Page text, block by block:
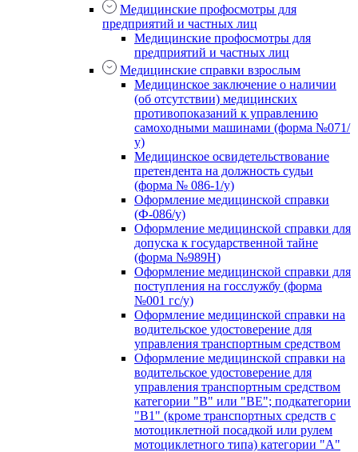
Медицинские профосмотры для
предприятий и частных лиц
Медицинские профосмотры для
предприятий и частных лиц
Медицинские справки взрослым
Медицинское заключение о наличии
(об отсутствии) медицинских
противопоказаний к управлению
самоходными машинами (форма №071/
у)
Медицинское освидетельствование
претендента на должность судьи
(форма № 086-1/у)
Оформление медицинской справки
(Ф-086/у)
Оформление медицинской справки для
допуска к государственной тайне
(форма №989Н)
Оформление медицинской справки для
поступления на госслужбу (форма
№001 гс/у)
Оформление медицинской справки на
водительское удостоверение для
управления транспортным средством
Оформление медицинской справки на
водительское удостоверение для
управления транспортным средством
категории "В" или "BE"; подкатегории
"В1" (кроме транспортных средств с
мотоциклетной посадкой или рулем
мотоциклетного типа) категории "А"